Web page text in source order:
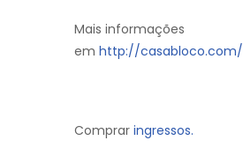
Mais informações
em http://casabloco.com/
Comprar ingressos.